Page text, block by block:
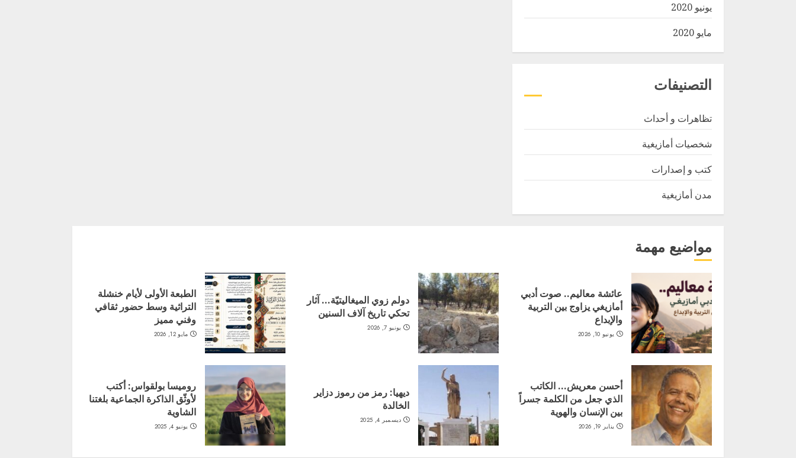
يونيو 2020
مايو 2020
التصنيفات
تظاهرات و أحداث
شخصيات أمازيغية
كتب و إصدارات
مدن أمازيغية
مواضيع مهمة
عائشة معاليم.. صوت أدبي
أمازيغي يزاوج بين التربية
والإبداع
يونيو 10, 2026
دولم زوي الميغاليتيّة… آثار
تحكي تاريخ آلاف السنين
يونيو 7, 2026
الطبعة الأولى لأيام خنشلة
التراثية وسط حضور ثقافي
وفني مميز
مايو 12, 2026
أحسن معريش… الكاتب
الذي جعل من الكلمة جسراً
بين الإنسان والهوية
يناير 19, 2026
ديهيا: رمز من رموز دزاير
الخالدة
ديسمبر 4, 2025
روميسا بولقواس: أكتب
لأوثّق الذاكرة الجماعية بلغتنا
الشاوية
يونيو 4, 2025